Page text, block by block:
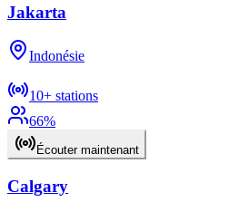
Jakarta
Indonésie
10+ stations
66%
Écouter maintenant
Calgary